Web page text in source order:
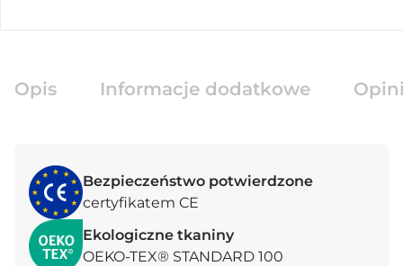
Opis Informacje dodatkowe
Bezpieczeństwo potwierdzone
certyfikatem CE
Ekologiczne tkaniny
OEKO-TEX® STANDARD 100